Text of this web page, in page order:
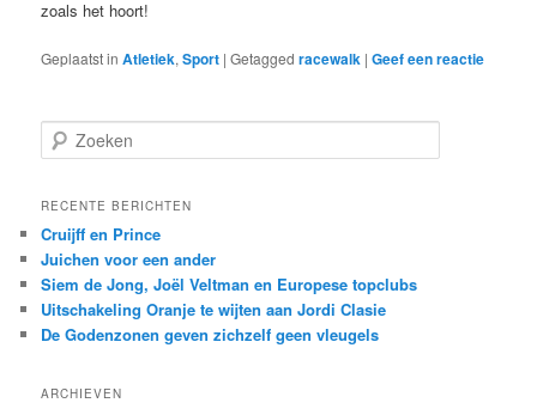
zoals het hoort!
Geplaatst in Atletiek,Sport |Getagged racewalk |Geef een reactie
o
k
n
RECENTE BERICHTEN
Cruijff en Prince
Juichen voor een ander
Siem de Jong, Joël Veltman en Europese topclubs
Uitschakeling Oranje te wijten aan Jordi Clasie
De Godenzonen geven zichzelf geen vleugels
ARCHIEVEN